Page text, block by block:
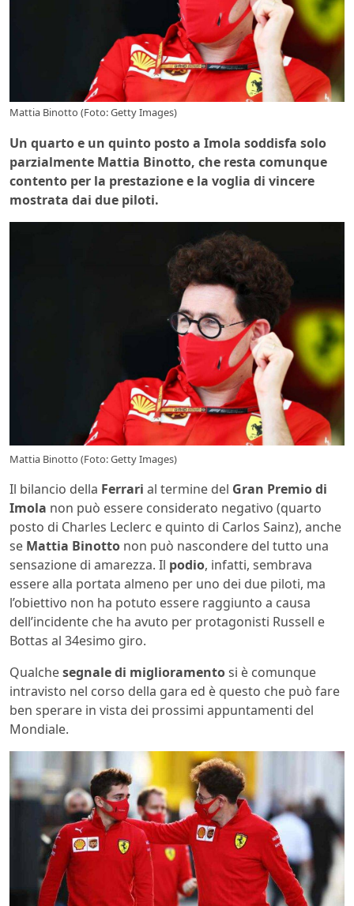
Mattia Binotto (Foto: Getty Images)
Un quarto e un quinto posto a Imola soddisfa solo
parzialmente Mattia Binotto, che resta comunque
contento per la prestazione e la voglia di vincere
mostrata dai due piloti.
Mattia Binotto (Foto: Getty Images)
Il bilancio della Ferrari al termine del Gran Premio di
Imola non può essere considerato negativo (quarto
posto di Charles Leclerc e quinto di Carlos Sainz), anche
se Mattia Binotto non può nascondere del tutto una
sensazione di amarezza. Il podio, infatti, sembrava
essere alla portata almeno per uno dei due piloti, ma
l’obiettivo non ha potuto essere raggiunto a causa
dell’incidente che ha avuto per protagonisti Russell e
Bottas al 34esimo giro.
Qualchesegnale di miglioramentosi è comunque
intravisto nel corso della gara ed è questo che può fare
ben sperare in vista dei prossimi appuntamenti del
Mondiale.